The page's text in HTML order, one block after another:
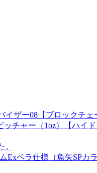
ザー08【ブロックチ
ッチャー（1oz）【ハ
。
Exペラ仕様（魚矢SP